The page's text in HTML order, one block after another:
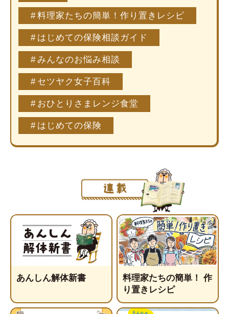
料理家たちの簡単！作り置きレシピ
はじめての保険相談ガイド
みんなのお悩み相談
セツヤク女子百科
おひとりさまレンジ食堂
はじめての保険
あんしん解体新書
料理家たちの簡単！ 作
り置きレシピ